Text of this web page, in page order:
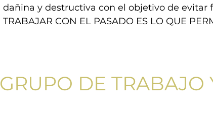
dañina y destructiva con el objetivo de evitar
TRABAJAR CON EL PASADO ES LO QUE
GRUPO DE TRABAJO